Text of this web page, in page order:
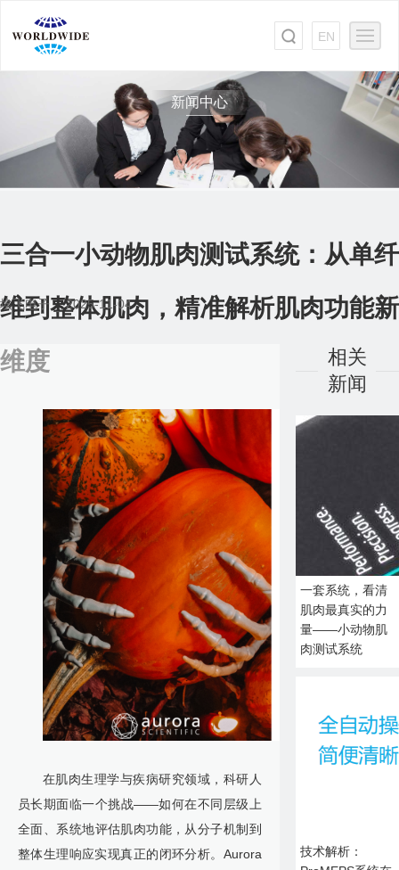
EN
新闻中心
三合一小动物肌肉测试系统：从单纤
维到整体肌肉，精准解析肌肉功能新
维度
埃飞电子 2025-11-04
在肌肉生理学与疾病研究领域，科研人
员长期面临一个挑战——如何在不同层级上
全面、系统地评估肌肉功能，从分子机制到
整体生理响应实现真正的闭环分析。Aurora
相关
新闻
一套系统，看清
肌肉最真实的力
量——小动物肌
肉测试系统
技术解析：